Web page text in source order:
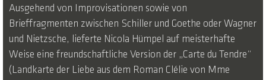
Ausgehend von Improvisationen sowie von
Brieffragmenten zwischen Schiller und Goethe oder Wagner
und Nietzsche, lieferte Nicola Hümpel auf meisterhafte
Weise eine freundschaftliche Version der „Carte du Tendre“
(Landkarte der Liebe aus dem Roman Clélie von Mme